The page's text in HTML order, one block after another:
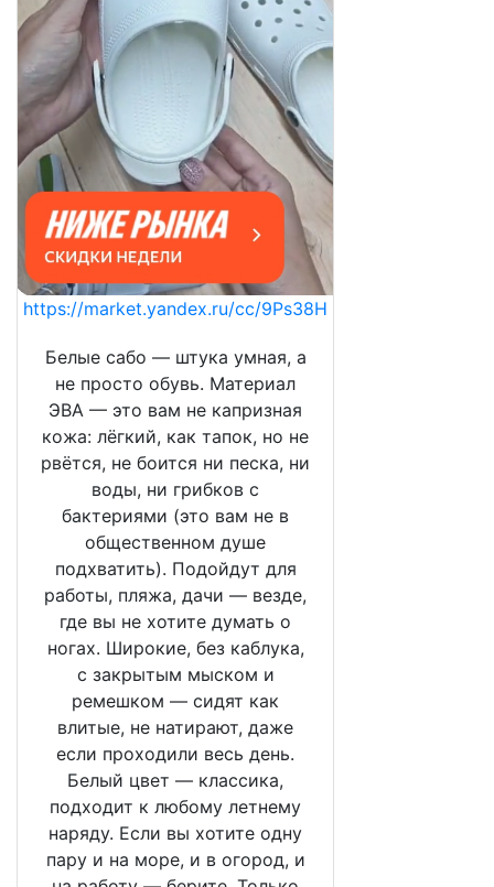
https://market.yandex.ru/cc/9Ps38H
Белые сабо — штука умная, а
не просто обувь. Материал
ЭВА — это вам не капризная
кожа: лёгкий, как тапок, но не
рвётся, не боится ни песка, ни
воды, ни грибков с
бактериями (это вам не в
общественном душе
подхватить). Подойдут для
работы, пляжа, дачи — везде,
где вы не хотите думать о
ногах. Широкие, без каблука,
с закрытым мыском и
ремешком — сидят как
влитые, не натирают, даже
если проходили весь день.
Белый цвет — классика,
подходит к любому летнему
наряду. Если вы хотите одну
пару и на море, и в огород, и